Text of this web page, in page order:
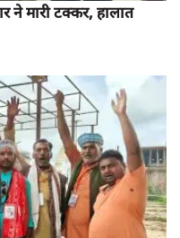
ने मारी टक्कर, हालात